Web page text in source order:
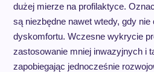
dużej mierze na profilaktyce.
są niezbędne nawet wtedy, gdy
dyskomfortu. Wczesne wykrycie
zastosowanie mniej inwazyjnych i
zapobiegając jednocześnie